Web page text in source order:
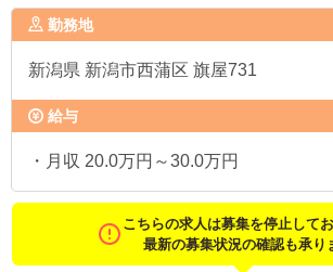
勤務地
新潟県 新潟市西蒲区 旗屋731
給与
・月収 20.0万円～30.0万円
こちらの求人は募集を停止してお
最新の募集状況の確認も承り